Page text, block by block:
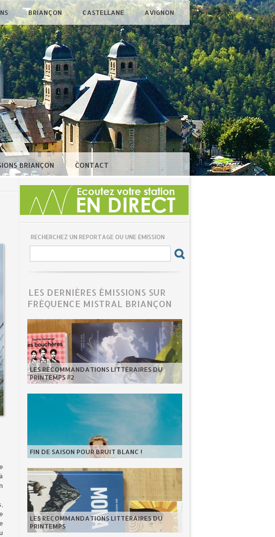
BRIANÇON CASTELLANE AVIGNON
BRIANÇON CONTACT
RECHERCHEZ UN REPORTAGE OU UNE ÉMISSION
LES DERNIÈRES ÉMISSIONS SUR
FRÉQUENCE MISTRAL BRIANÇON
LES RECOMMANDATIONS LITTÉRAIRES DU
PRINTEMPS #2
FIN DE SAISON POUR BRUIT BLANC !
LES RECOMMANDATIONS LITTÉRAIRES DU
PRINTEMPS